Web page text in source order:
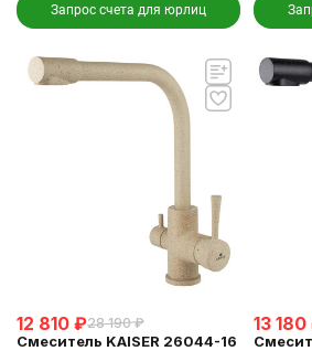
Запрос счета для юрлиц
12 810 ₽28 190 ₽
Смеситель KAISER 26044-16
13 180